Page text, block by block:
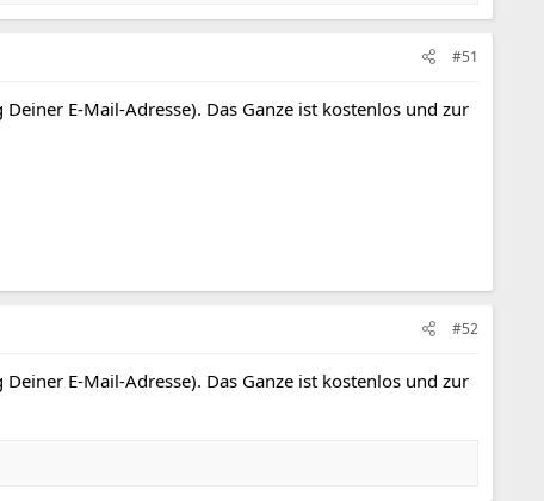
#51
E-Mail-Adresse). Das Ganze ist kostenlos und zur
#52
E-Mail-Adresse). Das Ganze ist kostenlos und zur